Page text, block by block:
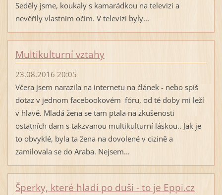
Seděly jsme, koukaly s kamarádkou na televizi a
nevěřily vlastním očím. V televizi byly...
Multikulturní vztahy
23.08.2016 20:05
Včera jsem narazila na internetu na článek - nebo spíš
dotaz v jednom facebookovém fóru, od té doby mi leží
v hlavě. Mladá žena se tam ptala na zkušenosti
ostatních dam s takzvanou multikulturní láskou.. Jak je
to obvyklé, byla ta žena na dovolené v cizině a
zamilovala se do Araba. Nejsem...
Šperky, které hladí po duši - to je Eppi.cz